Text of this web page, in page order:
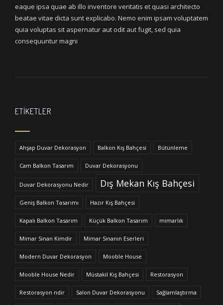
eaque ipsa quae ab illo inventore veritatis et quasi architecto
beatae vitae dicta sunt explicabo. Nemo enim ipsam voluptatem
quia voluptas sit aspernatur aut odit aut fugit, sed quia
consequuntur magni
ETIKETLER
Ahşap Duvar Dekorasyon Balkon Kış Bahçesi Bütünleme
Cam Balkon Tasarım Duvar Dekorasyonu
Duvar Dekorasyonu Nedir Dış Mekan Kış Bahçesi
Geniş Balkon Tasarımı Hazır Kış Bahçesi
Kapalı Balkon Tasarım Küçük Balkon Tasarım mimarlık
Mimar Sinan Kimdir Mimar Sinanın Eserleri
Modern Duvar Dekorasyon Mooble House
Mooble House Nedir Müstakil Kış Bahçesi Restorasyon
Restorasyon ndir Salon Duvar Dekorasyonu Sağlamlaştırma